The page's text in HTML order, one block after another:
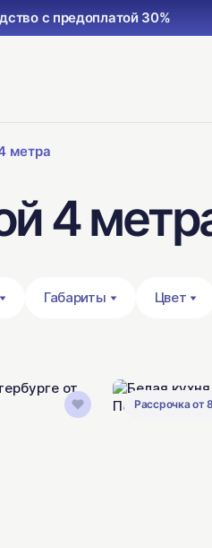
в производство с
метра
4
Габариты Цвет
Рассрочка от